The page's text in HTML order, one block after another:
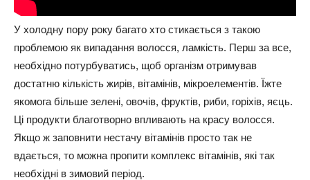
У холодну пору року багато хто стикається з такою
проблемою як випадання волосся, ламкість. Перш за все,
необхідно потурбуватись, щоб організм отримував
достатню кількість жирів, вітамінів, мікроелементів. Їжте
якомога більше зелені, овочів, фруктів, риби, горіхів, яєць.
Ці продукти благотворно впливають на красу волосся.
Якщо ж заповнити нестачу вітамінів просто так не
вдається, то можна пропити комплекс вітамінів, які так
необхідні в зимовий період.